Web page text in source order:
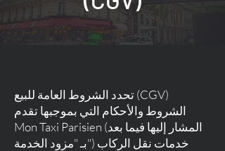
تحدد الشروط العامة للبيع (CGV)
الشروط والأحكام التي بموجبها تقدم
Mon Taxi Parisien (المشار إليها فيما بعد
بـ "مزود الخدمة") خدمات نقل الركاب